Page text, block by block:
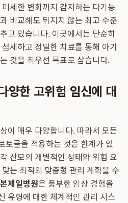
세한 변화까지 감지하는 다기능
비교해도 뒤지지 않는 최고 수준
고 있습니다. 이곳에서는 단순히
세하고 정밀한 치료를 통해 아기
것을 최우선 목표로 삼습니다.
양한 고위험 임신에 대
이 매우 다양합니다. 따라서 모든
토콜을 적용하는 것은 한계가 있
산모의 개별적인 상태와 위험 요
는 최적의 맞춤형 관리 계획을 수
제일병원은 풍부한 임상 경험을
유형에 대한 체계적인 관리 시스